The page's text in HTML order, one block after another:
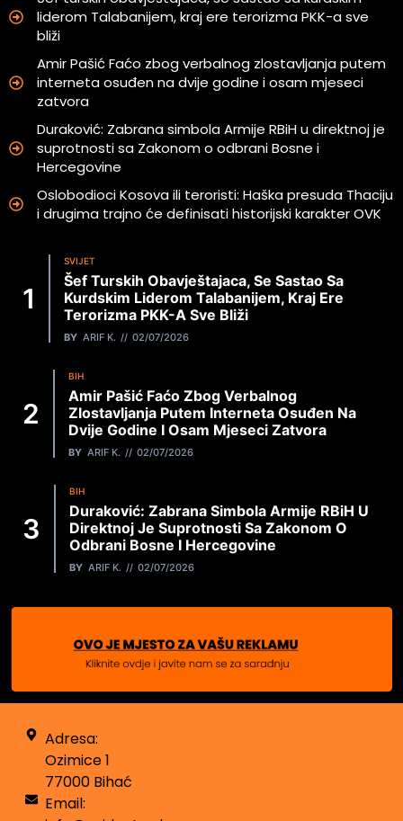
liderom Talabanijem, kraj ere terorizma PKK-a sve
bliži
Amir Pašić Faćo zbog verbalnog zlostavljanja putem
interneta osuđen na dvije godine i osam mjeseci
zatvora
Duraković: Zabrana simbola Armije RBiH u direktnoj je
suprotnosti sa Zakonom o odbrani Bosne i
Hercegovine
Oslobodioci Kosova ili teroristi: Haška presuda Thaciju
i drugima trajno će definisati historijski karakter OVK
SVIJET
Šef Turskih Obavještajaca, Se Sastao Sa
Kurdskim Liderom Talabanijem, Kraj Ere
Terorizma PKK-A Sve Bliži
BY ARIF K. 02/07/2026
BIH
Amir Pašić Faćo Zbog Verbalnog
Zlostavljanja Putem Interneta Osuđen Na
Dvije Godine I Osam Mjeseci Zatvora
BY ARIF K. 02/07/2026
BIH
Duraković: Zabrana Simbola Armije RBiH U
Direktnoj Je Suprotnosti Sa Zakonom O
Odbrani Bosne I Hercegovine
BY ARIF K. 02/07/2026
Adresa:
Ozimice 1
77000 Bihać
Email: